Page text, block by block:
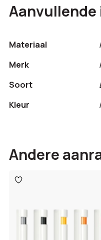
Materiaal
Merk
Soort
Kleur
Andere
Toevoegen
aan